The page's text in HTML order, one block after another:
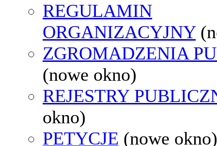
REGULAMIN
ORGANIZACYJNY
ZGROMADZENIA
(nowe okno)
REJESTRY
okno)
PETYCJE (nowe okno)